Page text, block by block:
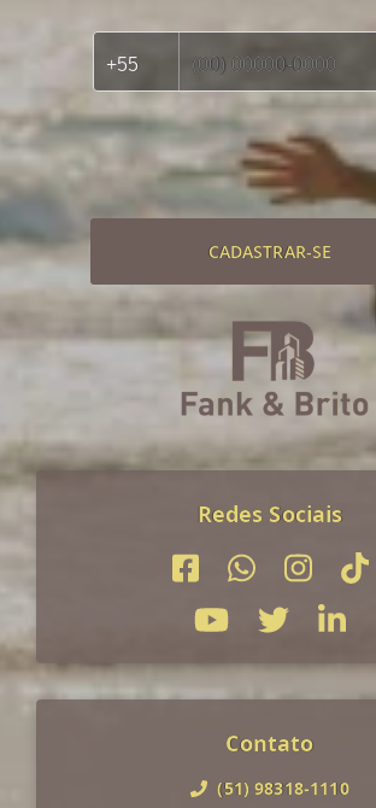
CADASTRAR-SE
Redes Sociais
Contato
(51) 98318-1110